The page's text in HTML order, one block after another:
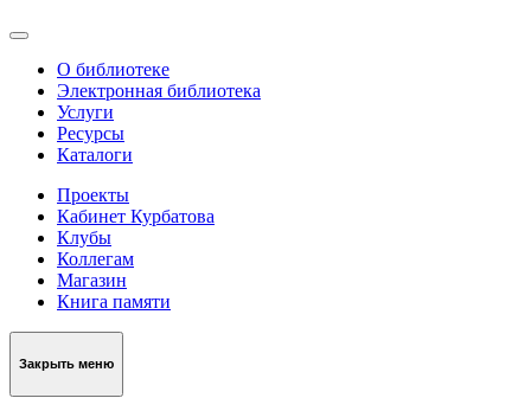
О библиотеке
Электронная библиотека
Услуги
Ресурсы
Каталоги
Проекты
Кабинет Курбатова
Клубы
Коллегам
Магазин
Книга памяти
Закрыть меню